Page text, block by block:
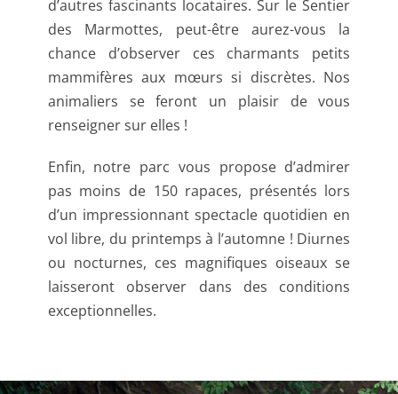
d’autres fascinants locataires. Sur le Sentier
des Marmottes, peut-être aurez-vous la
chance d’observer ces charmants petits
mammifères aux mœurs si discrètes. Nos
animaliers se feront un plaisir de vous
renseigner sur elles !
Enfin, notre parc vous propose d’admirer
pas moins de 150 rapaces, présentés lors
d’un impressionnant spectacle quotidien en
vol libre, du printemps à l’automne ! Diurnes
ou nocturnes, ces magnifiques oiseaux se
laisseront observer dans des conditions
exceptionnelles.